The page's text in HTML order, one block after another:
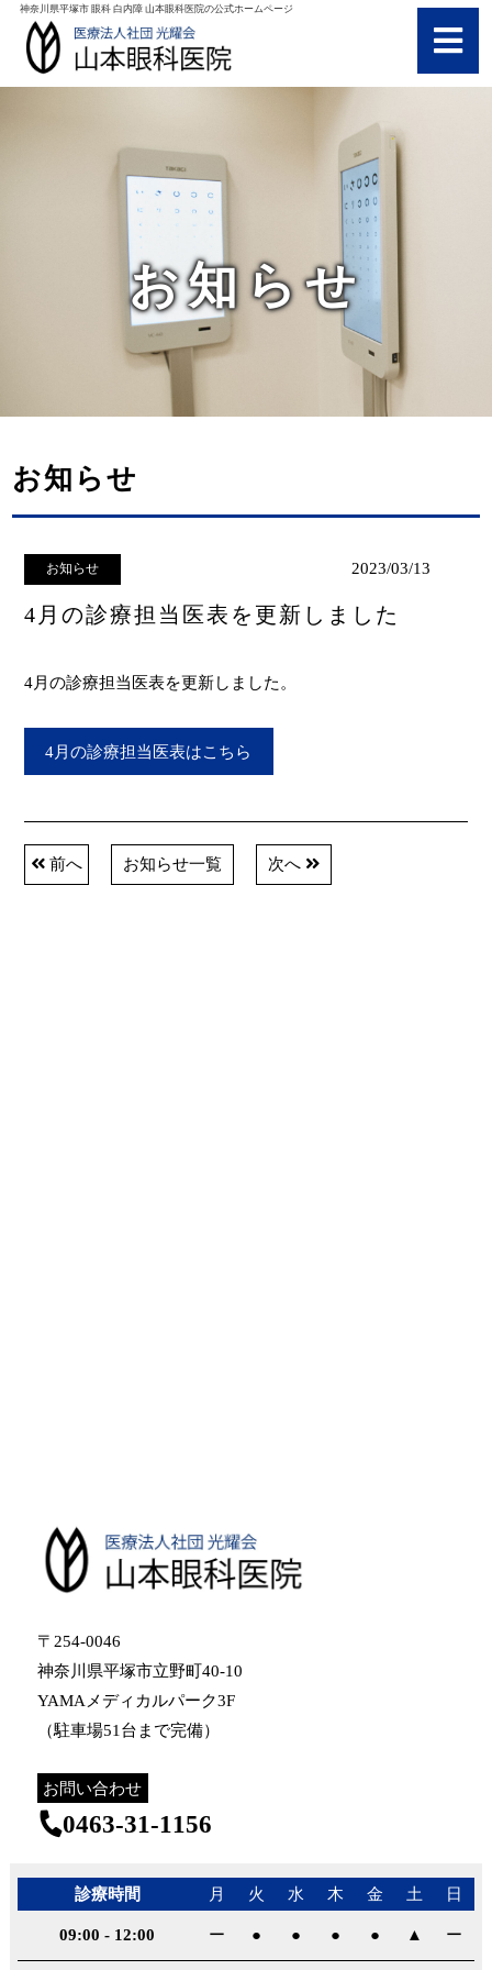
神奈川県平塚市 眼科 白内障 山本眼科医院の公式ホームページ
お知らせ
お知らせ
2023/03/13
お知らせ
4月の診療担当医表を更新しました
4月の診療担当医表を更新しました。
4月の診療担当医表はこちら
前へ お知らせ一覧 次へ
〒254-0046
神奈川県平塚市立野町40-10
YAMAメディカルパーク3F
（駐車場51台まで完備）
お問い合わせ
0463-31-1156
診療時間 月 火 水 木 金 土 日
09:00 - 12:00 ー ● ● ● ● ▲ ー